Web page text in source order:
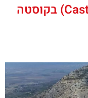
טירת בגור (Castell de Begur) בקוסטה